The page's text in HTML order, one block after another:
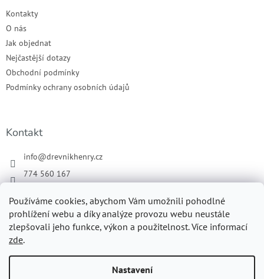
Používáme cookies, abychom Vám umožnili pohodlné
prohlížení webu a díky analýze provozu webu neustále
zlepšovali jeho funkce, výkon a použitelnost. Více informací
zde.
Nastavení
Kontakty
O nás
Jak objednat
Nejčastější dotazy
Obchodní podmínky
Podmínky ochrany osobních údajů
Kontakt
info@drevnikhenry.cz
774 560 167
MirandaMedia Group s.r.o.